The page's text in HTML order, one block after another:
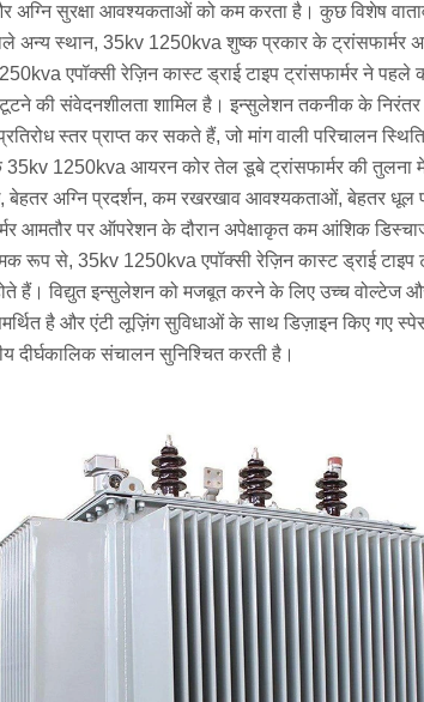
अग्नि सुरक्षा आवश्यकताओं को कम करता है। कुछ विशेष
अन्य स्थान, 35kv 1250kva शुष्क प्रकार के ट्रांसफार्मर
एपॉक्सी रेज़िन कास्ट ड्राई टाइप ट्रांसफार्मर ने
की संवेदनशीलता शामिल है। इन्सुलेशन तकनीक के
प्रतिरोध स्तर प्राप्त कर सकते हैं, जो मांग वाली परिचालन
35kv 1250kva आयरन कोर तेल डूबे ट्रांसफार्मर की तुलना
बेहतर अग्नि प्रदर्शन, कम रखरखाव आवश्यकताओं, बेहतर
आमतौर पर ऑपरेशन के दौरान अपेक्षाकृत कम आंशिक
रूप से, 35kv 1250kva एपॉक्सी रेज़िन कास्ट ड्राई टाइप
हैं। विद्युत इन्सुलेशन को मजबूत करने के लिए उच्च वोल्टेज
है और एंटी लूज़िंग सुविधाओं के साथ डिज़ाइन किए गए
दीर्घकालिक संचालन सुनिश्चित करती है।